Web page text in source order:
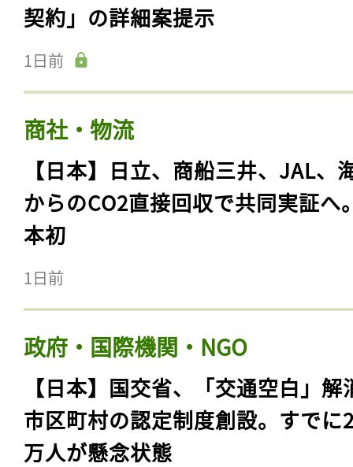
契約」の詳細案提示
1日前
商社・物流
【日本】日立、商船三井、JAL、
からのCO2直接回収で共同実証へ
本初
1日前
政府・国際機関・NGO
【日本】国交省、「交通空白」解
市区町村の認定制度創設。すでに
万人が懸念状態